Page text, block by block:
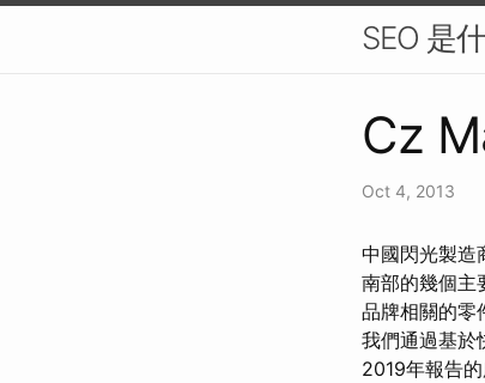
SEO 是
Cz
Oct 4, 2013
中國閃光製造
南部的幾個主
品牌相關的零
我們通過基於
2019年報告